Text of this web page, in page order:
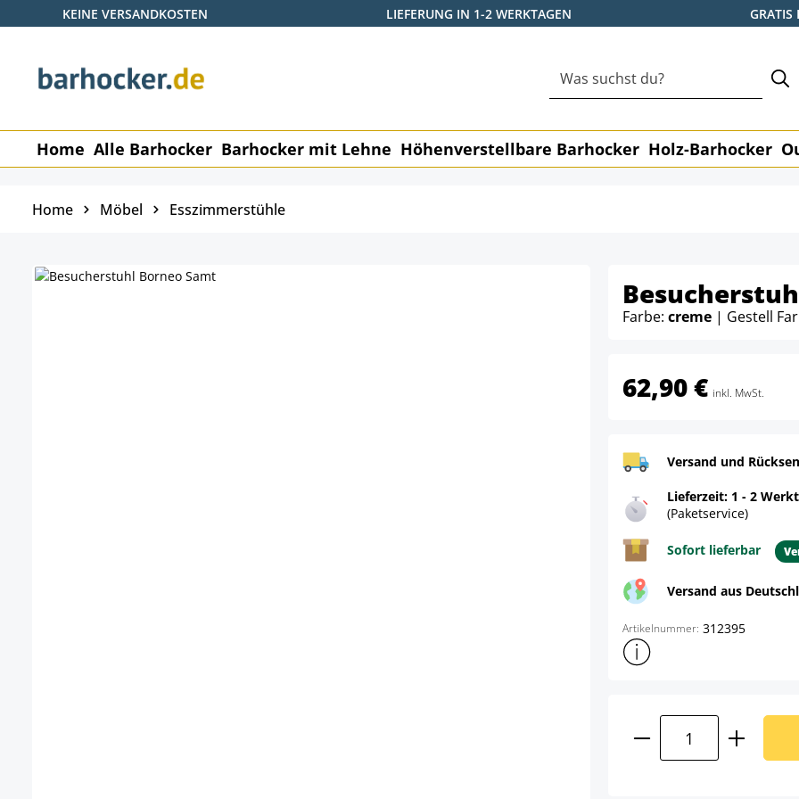
Hauptinhalt springen
Zur Suche springen
Zur Hauptnavigation springen
KEINE VERSANDKOSTEN LIEFERUNG IN 1-2 WERKTAGEN GRATIS
Home Alle Barhocker Barhocker mit Lehne Höhenverstellbare Barhocker Holz-Barhocker
Home Möbel Esszimmerstühle
Farbe: creme | Gestell
62,90 € inkl. MwSt.
Versand und
Lieferzeit: 1 - 2
(Paketservice)
Sofort lieferbar
Versand aus
Artikelnummer: 312395
Weitere
Produkt Anzahl: